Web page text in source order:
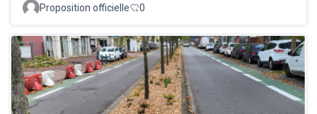
Proposition officielle 0